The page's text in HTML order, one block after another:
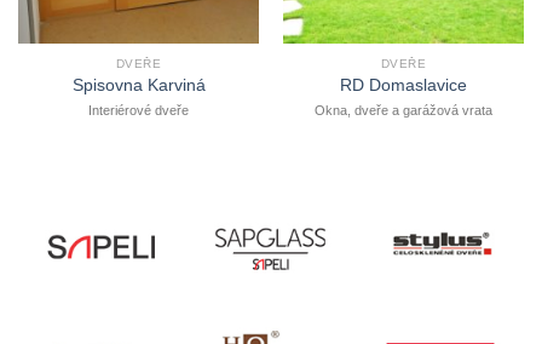
DVEŘE
Spisovna Karviná
Interiérové dveře
DVEŘE
RD Domaslavice
Okna, dveře a garážová vrata